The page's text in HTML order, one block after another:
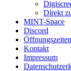
Direkt
MINT-Space
Discord
Öffnungszeiten
Kontakt
Impressum